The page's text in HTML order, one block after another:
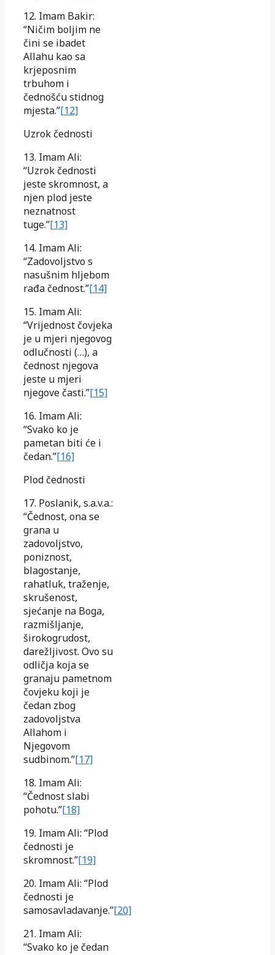
12. Imam Bakir:
“Ničim boljim ne
čini se ibadet
Allahu kao sa
krjeposnim
trbuhom i
čednošću stidnog
mjesta.”[12]
Uzrok čednosti
13. Imam Ali:
“Uzrok čednosti
jeste skromnost, a
njen plod jeste
neznatnost
tuge.”[13]
14. Imam Ali:
“Zadovoljstvo s
nasušnim hljebom
rađa čednost.”[14]
15. Imam Ali:
“Vrijednost čovjeka
je u mjeri njegovog
odlučnosti (…), a
čednost njegova
jeste u mjeri
njegove časti.”[15]
16. Imam Ali:
“Svako ko je
pametan biti će i
čedan.”[16]
Plod čednosti
17. Poslanik, s.a.v.a.:
“Čednost, ona se
grana u
zadovoljstvo,
poniznost,
blagostanje,
rahatluk, traženje,
skrušenost,
sjećanje na Boga,
razmišljanje,
širokogrudost,
darežljivost. Ovo su
odličja koja se
granaju pametnom
čovjeku koji je
čedan zbog
zadovoljstva
Allahom i
Njegovom
sudbinom.”[17]
18. Imam Ali:
“Čednost slabi
pohotu.”[18]
19. Imam Ali: “Plod
čednosti je
skromnost.”[19]
20. Imam Ali: “Plod
čednosti je
samosavladavanje.”[20]
21. Imam Ali:
“Svako ko je čedan